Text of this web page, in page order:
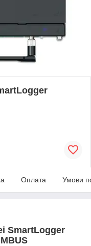
Оплата Умови
SmartLogger